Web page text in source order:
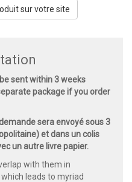
sur votre site
sent within 3 weeks
package if you order
sera envoyé sous 3
et dans un colis
un autre livre papier.
with them in
leads to myriad